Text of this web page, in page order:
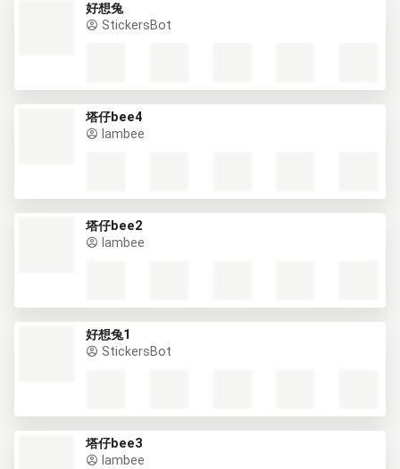
好想兔
StickersBot
塔仔bee4
lambee
塔仔bee2
lambee
好想兔1
StickersBot
塔仔bee3
lambee